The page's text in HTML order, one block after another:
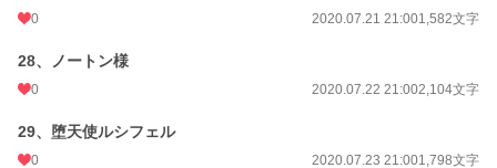
0 2020.07.21 21:001,582文字
28、ノートン様
0 2020.07.22 21:002,104文字
29、堕天使ルシフェル
0 2020.07.23 21:001,798文字